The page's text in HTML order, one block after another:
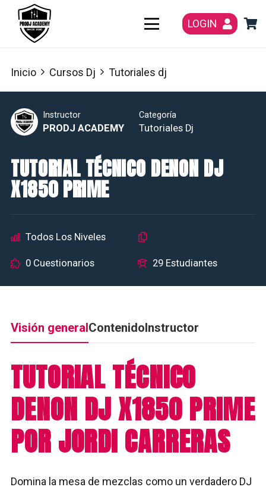
LOGIN
Inicio Cursos Dj Tutoriales dj
Instructor
PRODJ ACADEMY
Categoría
Tutoriales Dj
TUTORIAL TÉCNICO DENON DJ
X1850 PRIME
Todos Los Niveles
0 Cuestionarios 29 Estudiantes
Visión generalContenidoInstructor
TUTORIAL TÉCNICO
DENON DJ X1850 PRIME
POR JORDI CARRERAS
Domina la mesa de mezclas como un verdadero DJ